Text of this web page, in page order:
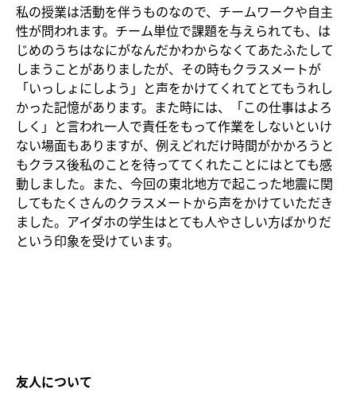
私の授業は活動を伴うものなので、チームワークや自主
性が問われます。チーム単位で課題を与えられても、は
じめのうちはなにがなんだかわからなくてあたふたして
しまうことがありましたが、その時もクラスメートが
「いっしょにしよう」と声をかけてくれてとてもうれし
かった記憶があります。また時には、「この仕事はよろ
しく」と言われ一人で責任をもって作業をしないといけ
ない場面もありますが、例えどれだけ時間がかかろうと
もクラス後私のことを待っててくれたことにはとても感
動しました。また、今回の東北地方で起こった地震に関
してもたくさんのクラスメートから声をかけていただき
ました。アイダホの学生はとても人やさしい方ばかりだ
という印象を受けています。
友人について